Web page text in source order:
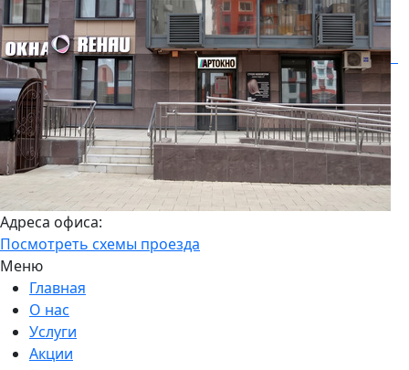
Адреса офиса:
Посмотреть схемы проезда
Меню
Главная
О нас
Услуги
Акции